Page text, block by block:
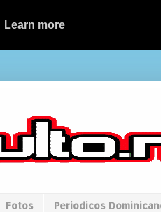
Learn more
Fotos Periodicos